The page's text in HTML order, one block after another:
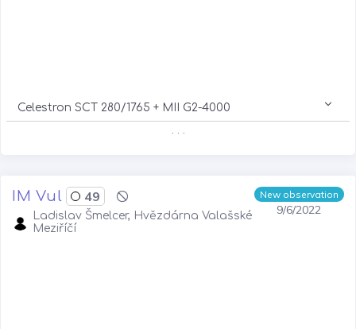
Celestron SCT 280/1765 + MII G2-4000
. . .
New observation
9/6/2022
IM Vul 49
Ladislav Šmelcer, Hvězdárna Valašské
Meziříčí